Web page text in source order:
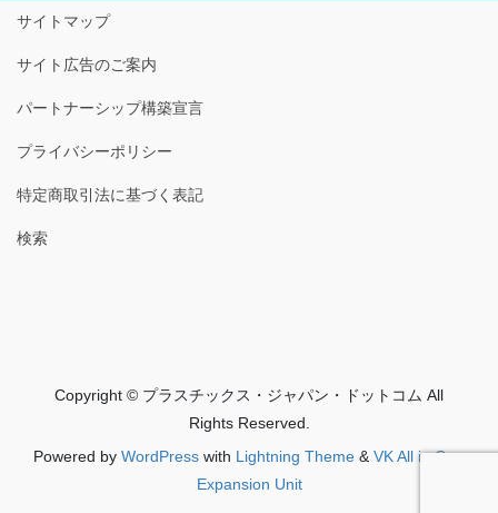
サイトマップ
サイト広告のご案内
パートナーシップ構築宣言
プライバシーポリシー
特定商取引法に基づく表記
検索
Copyright © プラスチックス・ジャパン・ドットコム All
Rights Reserved.
Powered by WordPress with Lightning Theme &VK All in One
Expansion Unit